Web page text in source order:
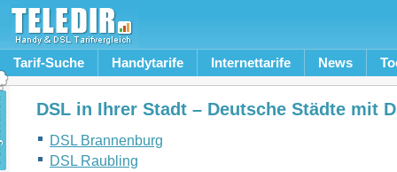
Tarif-Suche Handytarife Internettarife News
DSL in Ihrer Stadt – Deutsche Städte mit
DSL Brannenburg
DSL Raubling